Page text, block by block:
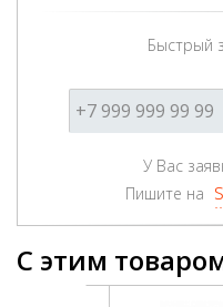
Быстрый
У Вас
Пишите на
С этим